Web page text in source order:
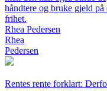
håndtere og bruke gjeld
frihet.
Rhea Pedersen
Rhea
Pedersen
Rentes rente forklart: